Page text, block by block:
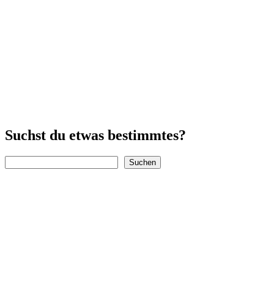
Suchst du etwas bestimmtes?
Suchen